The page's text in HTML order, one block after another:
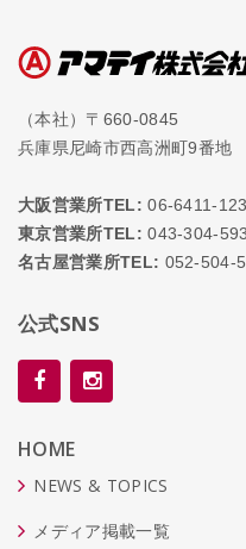
（本社）〒660-0845
兵庫県尼崎市西高洲町9番地
大阪営業所TEL: 06-6411-
東京営業所TEL: 043-304-
名古屋営業所TEL: 052-504-
公式SNS
HOME
NEWS & TOPICS
メディア掲載一覧